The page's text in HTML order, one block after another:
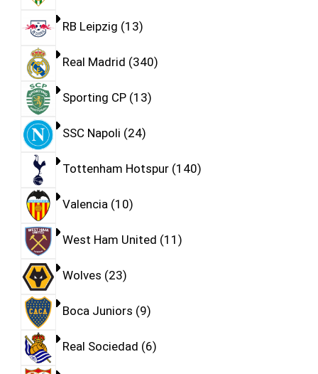
RB Leipzig 13
Real Madrid 340
Sporting CP 13
SSC Napoli 24
Tottenham Hotspur 140
Valencia 10
West Ham United 11
Wolves 23
Boca Juniors 9
Real Sociedad 6